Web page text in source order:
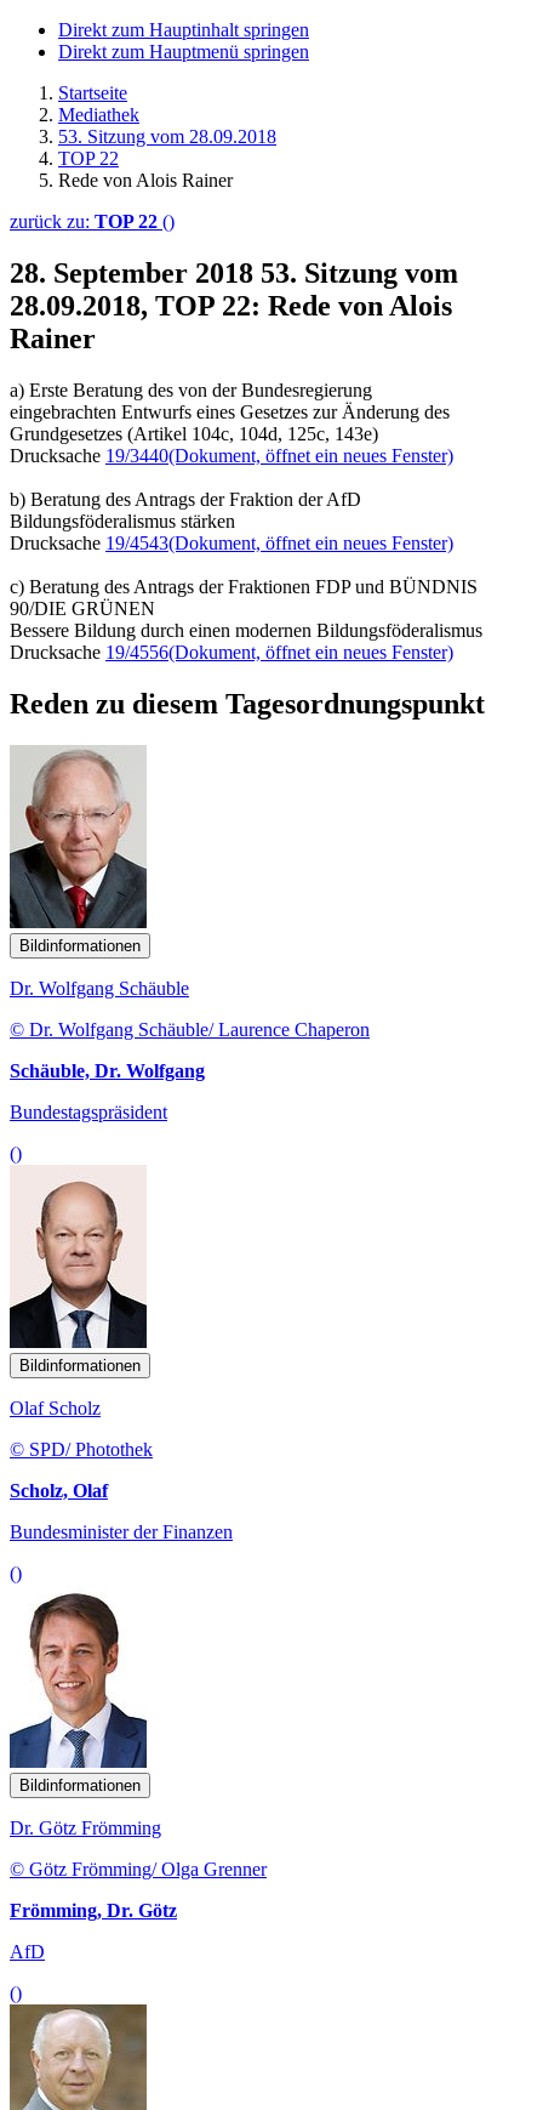
Direkt zum Hauptinhalt springen
Direkt zum Hauptmenü springen
Startseite
Mediathek
53. Sitzung vom 28.09.2018
TOP 22
Rede von Alois Rainer
zurück zu: TOP 22 ()
28. September 2018 53. Sitzung vom
28.09.2018, TOP 22: Rede von Alois
Rainer
a) Erste Beratung des von der Bundesregierung
eingebrachten Entwurfs eines Gesetzes zur Änderung des
Grundgesetzes (Artikel 104c, 104d, 125c, 143e)
Drucksache 19/3440(Dokument, öffnet ein neues Fenster)
b) Beratung des Antrags der Fraktion der AfD
Bildungsföderalismus stärken
Drucksache 19/4543(Dokument, öffnet ein neues Fenster)
c) Beratung des Antrags der Fraktionen FDP und BÜNDNIS
90/DIE GRÜNEN
Bessere Bildung durch einen modernen Bildungsföderalismus
Drucksache 19/4556(Dokument, öffnet ein neues Fenster)
Reden zu diesem Tagesordnungspunkt
Bildinformationen
Dr. Wolfgang Schäuble
© Dr. Wolfgang Schäuble/ Laurence Chaperon
Schäuble, Dr. Wolfgang
Bundestagspräsident
()
Bildinformationen
Olaf Scholz
© SPD/ Photothek
Scholz, Olaf
Bundesminister der Finanzen
()
Bildinformationen
Dr. Götz Frömming
© Götz Frömming/ Olga Grenner
Frömming, Dr. Götz
AfD
()